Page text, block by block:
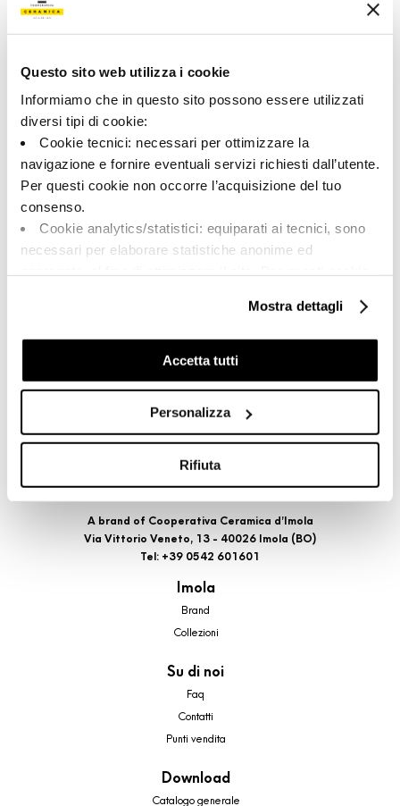
Questo sito web utilizza i cookie
Informiamo che in questo sito possono essere utilizzati
diversi tipi di cookie:
Cookie tecnici: necessari per ottimizzare la
navigazione e fornire eventuali servizi richiesti dall’utente.
Per questi cookie non occorre l’acquisizione del tuo
consenso.
Cookie analytics/statistici: equiparati ai tecnici, sono
necessari per elaborare statistiche anonime ed
Cookie di profilazione/marketing: sono utilizzati, solo
previo tuo consenso, per esaminare le tue abitudini di
navigazione e mostrarti quindi avvisi pubblicitari mirati, in
linea con le tue preferenze.
cookie di profilazione, selezionando uno dei bottoni sotto
riportati. Puoi avere maggiori dettagli visionando
l’Informativa estesa cookie. La chiusura del presente
banner comporterà il permanere dei soli cookie tecnici ed
comunque modificare le tue scelte in qualsiasi momento,
accedendo al link presente nel footer.
Mostra dettagli
Accetta tutti
Personalizza
Rifiuta
00243
Avorio
Tipologia:
Formato:
120.0x32.5
naturale
Aspetto superficiale:
opaco
Stonalizzazione:
V2
Unità di misura:
A brand of Cooperativa Ceramica d’Imola
Via Vittorio Veneto, 13 - 40026 Imola (BO)
Tel: +39 0542 601601
Imola
Brand
Collezioni
Su di noi
Faq
Contatti
Punti vendita
Download
Catalogo generale